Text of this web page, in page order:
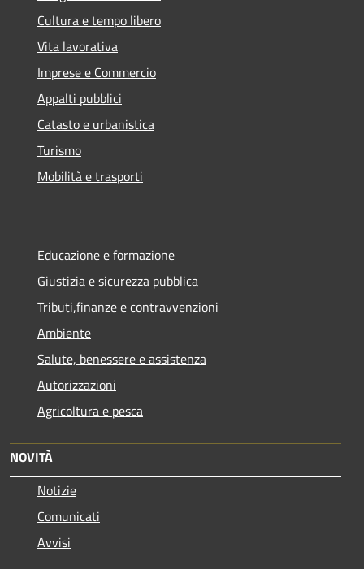
Cultura e tempo libero
Vita lavorativa
Imprese e Commercio
Appalti pubblici
Catasto e urbanistica
Turismo
Mobilità e trasporti
Educazione e formazione
Giustizia e sicurezza pubblica
Tributi,finanze e contravvenzioni
Ambiente
Salute, benessere e assistenza
Autorizzazioni
Agricoltura e pesca
NOVITÀ
Notizie
Comunicati
Avvisi